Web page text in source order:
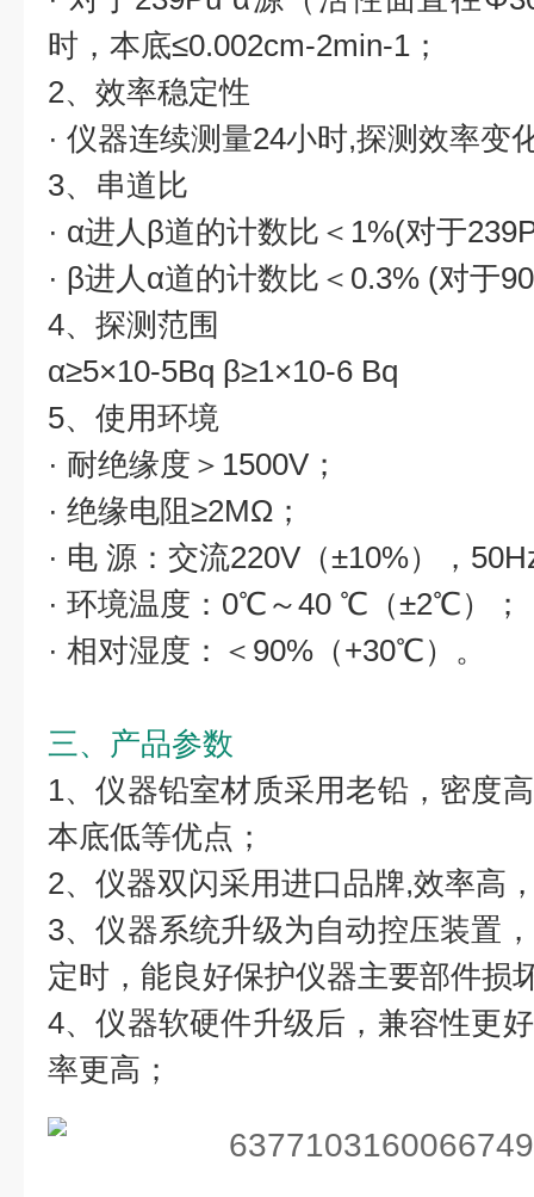
时，本底≤0.002cm-2min-1；
2、效率稳定性
· 仪器连续测量24小时,探测效率变
3、串道比
· α进人β道的计数比＜1%(对于
· β进人α道的计数比＜0.3% (对于
4、探测范围
α≥5×10-5Bq β≥1×10-6 Bq
5、使用环境
· 耐绝缘度＞1500V；
· 绝缘电阻≥2MΩ；
· 电 源：交流220V（±10%），
· 环境温度：0℃～40 ℃（±2℃）；
· 相对湿度：＜90%（+30℃）。
三、产品参数
1、仪器铅室材质采用老铅，密度
本底低等优点；
2、仪器双闪采用进口品牌,效率高
3、仪器系统升级为自动控压装置
定时，能良好保护仪器主要部件损
4、仪器软硬件升级后，兼容性更
率更高；